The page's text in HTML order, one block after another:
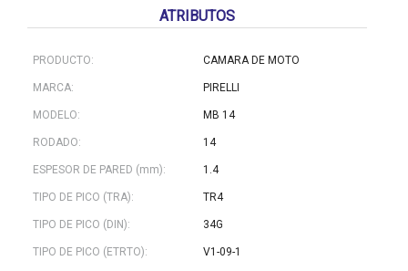
ATRIBUTOS
PRODUCTO: CAMARA DE MOTO
MARCA: PIRELLI
MODELO: MB 14
RODADO: 14
ESPESOR DE PARED (mm): 1.4
TIPO DE PICO (TRA): TR4
TIPO DE PICO (DIN): 34G
TIPO DE PICO (ETRTO): V1-09-1